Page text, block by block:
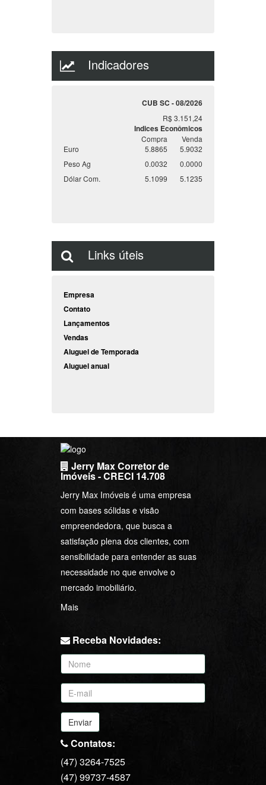
Indicadores
CUB SC - 08/2026
R$ 3.151,24
Indices Econômicos
Compra
Venda
Euro
5.8865
5.9032
Peso Ag
0.0032
0.0000
Dólar Com.
5.1099 5.1235
Links úteis
Empresa
Contato
Lançamentos
Vendas
Aluguel de Temporada
Aluguel anual
Jerry Max Corretor de
Imóveis - CRECI 14.708
Jerry Max Imóveis é uma empresa
com bases sólidas e visão
empreendedora, que busca a
satisfação plena dos clientes, com
sensibilidade para entender as suas
necessidade no que envolve o
mercado imobiliário.
Mais
Receba Novidades:
Enviar
Contatos:
(47) 3264-7525
(47) 99737-4587